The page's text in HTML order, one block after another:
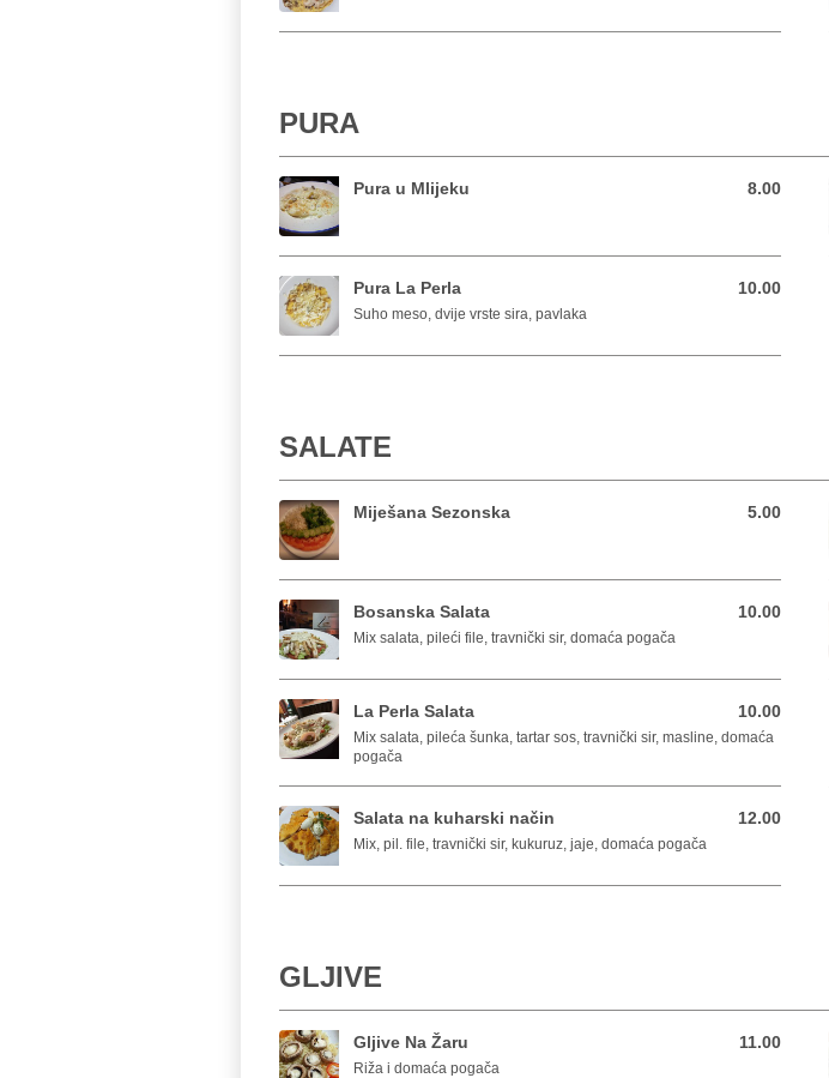
PURA
Pura u Mlijeku 8.00
8.00 BAM
Pura La Perla 10.00
10.00 BAM
Suho meso, dvije vrste sira, pavlaka
SALATE
Miješana Sezonska 5.00
5.00 BAM
Bosanska Salata 10.00
10.00 BAM
Mix salata, pileći file, travnički sir, domaća pogača
La Perla Salata 10.00
10.00 BAM
Mix salata, pileća šunka, tartar sos, travnički sir, masline, domaća
pogača
Salata na kuharski način 12.00
12.00 BAM
Mix, pil. file, travnički sir, kukuruz, jaje, domaća pogača
GLJIVE
Gljive Na Žaru 11.00
11.00 BAM
Riža i domaća pogača